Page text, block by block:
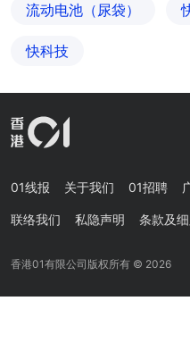
流动电池（尿袋）
快科技
01线报 关于我们 01招聘
联络我们 私隐声明 条款及
香港01有限公司版权所有 © 2026